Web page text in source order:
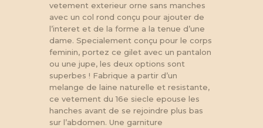
vetement exterieur orne sans manches
avec un col rond conçu pour ajouter de
l’interet et de la forme a la tenue d’une
dame. Specialement conçu pour le corps
feminin, portez ce gilet avec un pantalon
ou une jupe, les deux options sont
superbes ! Fabrique a partir d’un
melange de laine naturelle et resistante,
ce vetement du 16e siecle epouse les
hanches avant de se rejoindre plus bas
sur l’abdomen. Une garniture